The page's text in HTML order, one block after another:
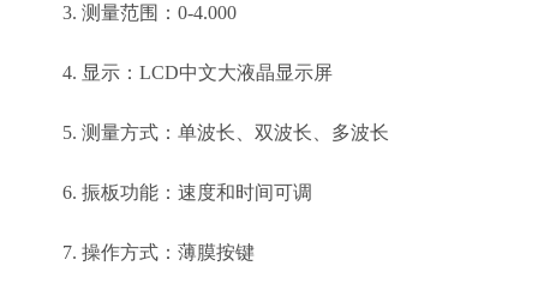
3. 测量范围：0-4.000
4. 显示：LCD中文大液晶显示屏
5. 测量方式：单波长、双波长、多波长
6. 振板功能：速度和时间可调
7. 操作方式：薄膜按键